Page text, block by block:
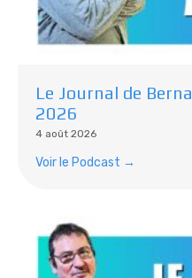
Le Journal de
2026
4 août 2026
Voir le Podcast →